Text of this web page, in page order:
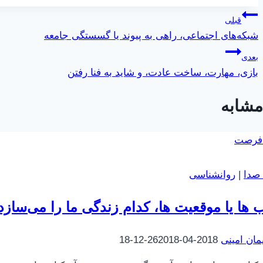
راهبری
نوشته
قبلی
شبکه‌های اجتماعی، راهی به پیوند یا گسستگی جامعه
بعدی
بازی، مهارت، ساخت عادت، و شاید به فنا رفتن
صدا | روانشناسی
ها یا موقعیت ها، کدام زندگی ما را
امینی 2018-04-26
2018-12-18